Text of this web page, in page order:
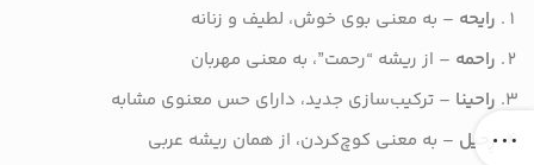
رایحه – به معنی بوی خوش، لطیف و زنانه
راحمه – از ریشه “رحمت”، به معنی مهربان
راحینا – ترکیب‌سازی جدید، دارای حس معنوی مشابه
رِحیل – به معنی کوچ‌کردن، از همان ریشه عربی